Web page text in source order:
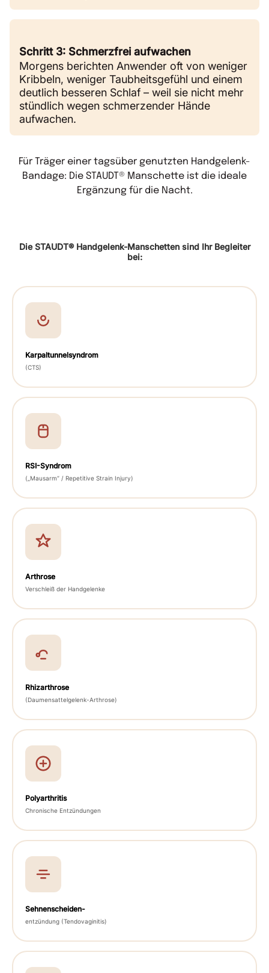
Schritt 3: Schmerzfrei aufwachen
Morgens berichten Anwender oft von weniger
Kribbeln, weniger Taubheitsgefühl und einem
deutlich besseren Schlaf – weil sie nicht mehr
stündlich wegen schmerzender Hände
aufwachen.
Für Träger einer tagsüber genutzten Handgelenk-
Bandage: Die STAUDT® Manschette ist die ideale
Ergänzung für die Nacht.
Die STAUDT® Handgelenk-Manschetten sind Ihr Begleiter
bei:
Karpaltunnelsyndrom
(CTS)
RSI-Syndrom
(„Mausarm“ / Repetitive Strain Injury)
Arthrose
Verschleiß der Handgelenke
Rhizarthrose
(Daumensattelgelenk-Arthrose)
Polyarthritis
Chronische Entzündungen
Sehnenscheiden-
entzündung (Tendovaginitis)